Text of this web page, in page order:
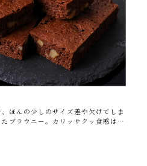
ほんの少しのサイズ差や欠けてしま
ブラウニー。カリッサクッ食感はそ
ただけるようにご用意いたしまし